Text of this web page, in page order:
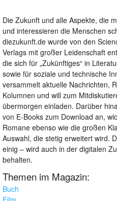
Die Zukunft und alle Aspekte, die
und interessieren die Menschen
diezukunft.de wurde von den
Verlags mit großer Leidenschaft
die sich für „Zukünftiges“ in
sowie für soziale und technische
versammelt aktuelle Nachrichten,
Kolumnen und will zum
übermorgen einladen. Darüber
von E-Books zum Download an,
Romane ebenso wie die großen
Auswahl, die stetig erweitert wird.
einig – wird auch in der digitalen
behalten.
Themen im Magazin:
Buch